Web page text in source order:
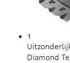
1
Diamond